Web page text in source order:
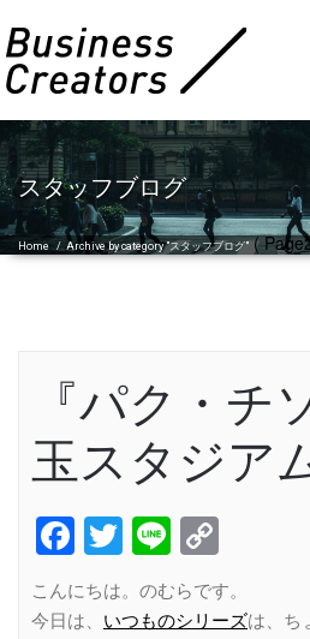
スタッフブログ
Home /Archive by category "スタッフブログ"(
『パク・チ
玉スタジア
Facebook
Twitter
Line
Link
こんにちは。のむらです。
今日は、 いつものシリーズは、ち